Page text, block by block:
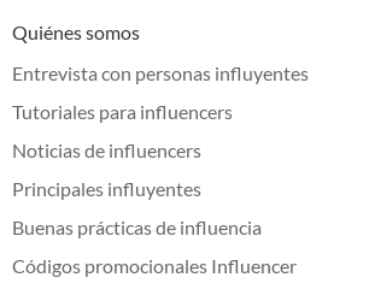
Quiénes somos
Entrevista con personas influyentes
Tutoriales para influencers
Noticias de influencers
Principales influyentes
Buenas prácticas de influencia
Códigos promocionales Influencer